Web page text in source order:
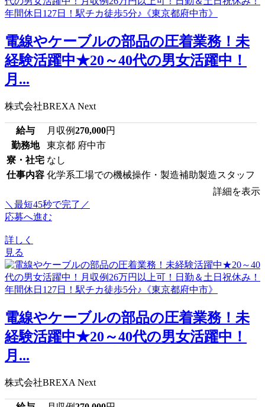
電線やケーブルの部品の圧着業務！未
経験活躍中★20～40代の男女活躍中！
月...
株式会社BREXA Next
給与 月収例270,000円
勤務地
東京都 府中市
寮・社宅 なし
仕事内容 化学系工場での機械操作・製造補助製造スタッフ
詳細を表示
＼最短45秒で完了／
応募へ進む
詳しく
見る
電線やケーブルの部品の圧着業務！未
経験活躍中★20～40代の男女活躍中！
月...
株式会社BREXA Next